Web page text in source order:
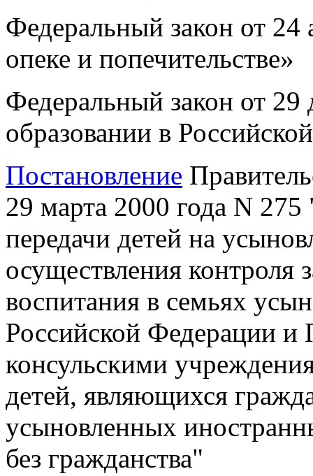
Федеральный закон от
опеке и попечительстве»
Федеральный закон от
образовании в
Постановление
29 марта 2000 года N
передачи детей на
осуществления контроля
воспитания в семьях
Российской Федерации и
консульскими
детей, являющихся
усыновленных
без гражданства"